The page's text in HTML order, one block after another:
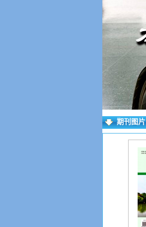
期刊图片